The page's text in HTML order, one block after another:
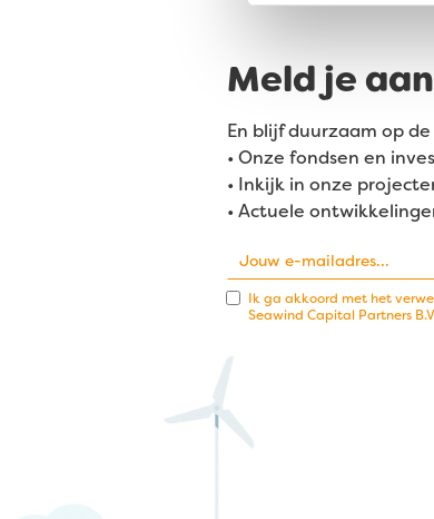
Meld je
En blijf duurzaam op
• Onze fondsen en
• Inkijk in onze
• Actuele
Ik ga akkoord met het
Seawind Capital Partners